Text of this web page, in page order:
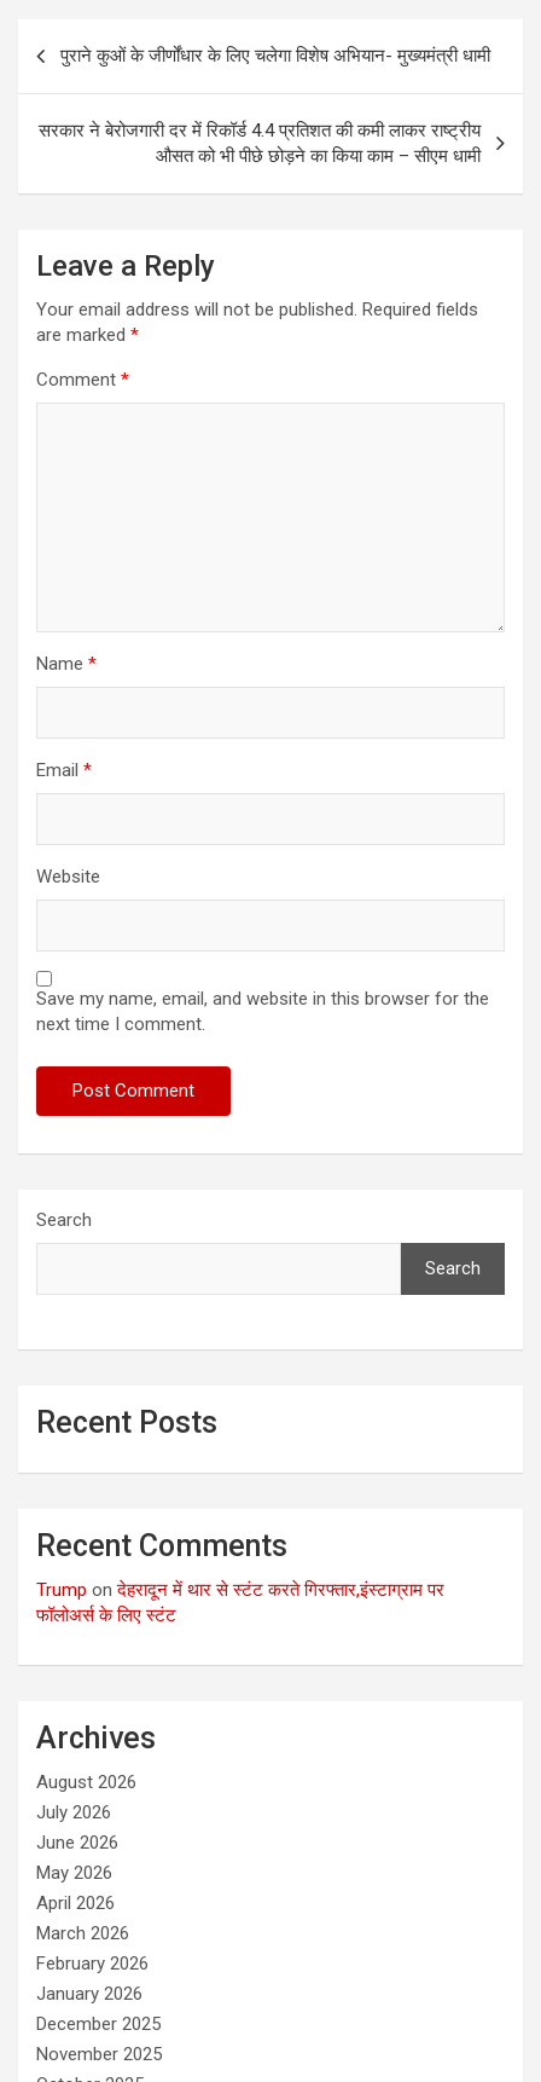
b
o
o
s
A
p
p
e
navigation
पुराने कुओं के जीर्णोंधार के लिए चलेगा विशेष अभियान- मुख्यमंत्री धामी
सरकार ने बेरोजगारी दर में रिकॉर्ड 4.4 प्रतिशत की कमी लाकर राष्ट्रीय
औसत को भी पीछे छोड़ने का किया काम – सीएम धामी
Leave a Reply
Your email address will not be published. Required fields
are marked *
Comment *
Name *
Email *
Website
Save my name, email, and website in this browser for the
next time I comment.
Search
Search
Recent Posts
Recent Comments
Trump onदेहरादून में थार से स्टंट करते गिरफ्तार,इंस्टाग्राम पर
फॉलोअर्स के लिए स्टंट
Archives
August 2026
July 2026
June 2026
May 2026
April 2026
March 2026
February 2026
January 2026
December 2025
November 2025